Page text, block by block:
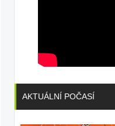
AKTUÁLNÍ POČASÍ